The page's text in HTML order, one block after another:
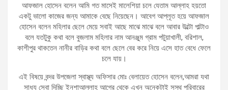
আফজাল হোসেন বলেন আমি গত মাসেই মালেশিয়া চলে যেতাম আল্লাহ হয়তো
একটু ভালো কাজের জন্য আমাকে বেছে নিয়েছেন। আবেগ আপ্লূত হয়ে আফজাল
হোসেন বলেন মহিলার ছেলে মেয়ে সবাই আছে মাঝে মাঝে বলে আবার উল্টো পাল্টাও
বলে যতটুকু কথা বলে বুজলাম মহিলার নাম আনঞ্জুম গ্রাম পটুয়াখালী, বরিশাল,
কাশীপুর থাকতেন নানীর বাড়ির কথা বলে ছেলে বের করে নিয়ে এসে হাত বেধে ফেলে
চলে যায়।
এই বিষয়ে বন্দর উপজেলা স্বাস্থ্য অফিসার মোঃ বেলায়েত হোসেন বলেন,আমরা যথা
সাধ্য সেবা দিচ্ছি ইনশাআল্লাহ আগের থেকে এখন অনেকটাই সুস্থ পরিবারের